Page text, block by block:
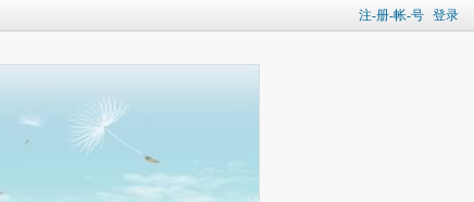
注-册-帐-号 登录